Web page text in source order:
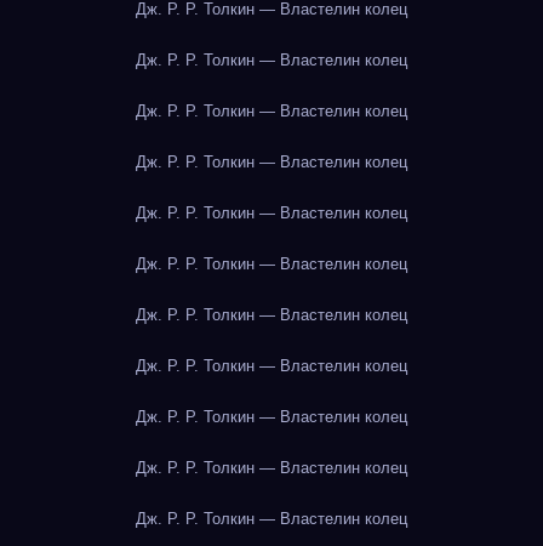
Дж. Р. Р. Толкин — Властелин колец
Дж. Р. Р. Толкин — Властелин колец
Дж. Р. Р. Толкин — Властелин колец
Дж. Р. Р. Толкин — Властелин колец
Дж. Р. Р. Толкин — Властелин колец
Дж. Р. Р. Толкин — Властелин колец
Дж. Р. Р. Толкин — Властелин колец
Дж. Р. Р. Толкин — Властелин колец
Дж. Р. Р. Толкин — Властелин колец
Дж. Р. Р. Толкин — Властелин колец
Дж. Р. Р. Толкин — Властелин колец